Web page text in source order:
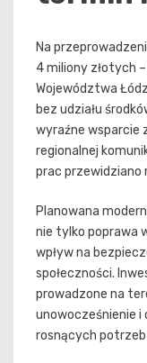
Na
4 miliony złotych
Województwa
bez udziału
wyraźne wsparcie
regionalnej
prac przewidziano
Planowana
nie tylko poprawa
wpływ na
społeczności.
prowadzone na
unowocześnienie
rosnących